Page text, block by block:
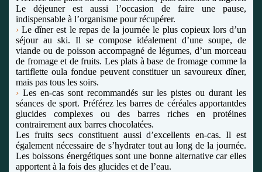
Le déjeuner est aussi l’occasion de faire une pause,
indispensable à l’organisme pour récupérer.
›Le dîner est le repas de la journée le plus copieux lors d’un
séjour au ski. Il se compose idéalement d’une soupe, de
viande ou de poisson accompagné de légumes, d’un morceau
de fromage et de fruits. Les plats à base de fromage comme la
tartiflette oula fondue peuvent constituer un savoureux dîner,
mais pas tous les soirs.
› Les en-cas sont recommandés sur les pistes ou durant les
séances de sport. Préférez les barres de céréales apportantdes
glucides complexes ou des barres riches en protéines
contrairement aux barres chocolatées.
Les fruits secs constituent aussi d’excellents en-cas. Il est
également nécessaire de s’hydrater tout au long de la journée.
Les boissons énergétiques sont une bonne alternative car elles
apportent à la fois des glucides et de l’eau.